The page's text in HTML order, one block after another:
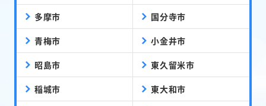
多摩市 国分寺市
青梅市 小金井市
昭島市 東久留米市
稲城市 東大和市